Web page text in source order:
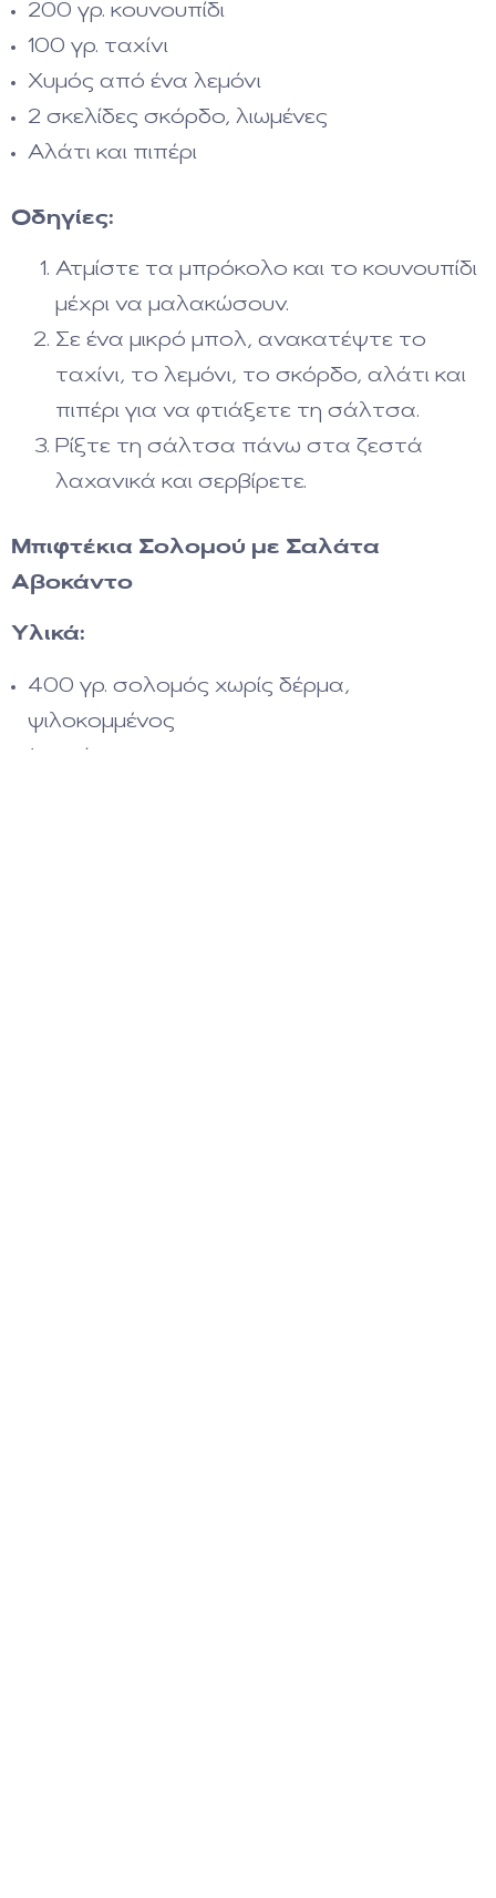
200 γρ. κουνουπίδι
100 γρ. ταχίνι
Χυμός από ένα λεμόνι
2 σκελίδες σκόρδο, λιωμένες
Αλάτι και πιπέρι
Οδηγίες:
Ατμίστε τα μπρόκολο και το κουνουπίδι
μέχρι να μαλακώσουν.
Σε ένα μικρό μπολ, ανακατέψτε το
ταχίνι, το λεμόνι, το σκόρδο, αλάτι και
πιπέρι για να φτιάξετε τη σάλτσα.
Ρίξτε τη σάλτσα πάνω στα ζεστά
λαχανικά και σερβίρετε.
Μπιφτέκια Σολομού με Σαλάτα
Αβοκάντο
Υλικά:
400 γρ. σολομός χωρίς δέρμα,
ψιλοκομμένος